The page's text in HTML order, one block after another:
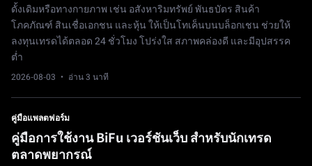
ดั้งเดิมหรือทางกายภาพ เช่น อสังหาริมทรัพย์ พันธบัตร สินค้า
โภคภัณฑ์ สินเชื่อเอกชน และหุ้น ให้เป็นโทเค็นบนบล็อกเชน ช่วยให้
ลงทุนเทรดได้ตลอด 24 ชั่วโมง โปร่งใส สภาพคล่องดี และมีอุปสรรค
ต่ำ
2026-08-03 · อ่าน 3 นาที
คู่มือแพลตฟอร์ม
คู่มือการใช้งาน BiFu เวอร์ชันเว็บ สำหรับนักเทรด
ตลาดพยากรณ์